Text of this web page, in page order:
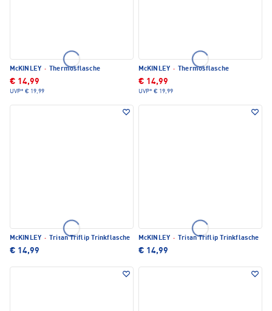
McKINLEY · Thermosflasche
€ 14,99
UVP* € 19,99
McKINLEY · Thermosflasche
€ 14,99
UVP* € 19,99
McKINLEY · Tritan Triflip Trinkflasche
€ 14,99
McKINLEY · Tritan Triflip Trinkflasche
€ 14,99